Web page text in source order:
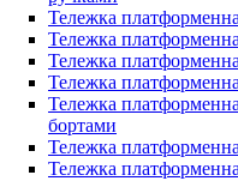
Тележка
Тележка
Тележка
Тележка
Тележка
бортами
Тележка
Тележка